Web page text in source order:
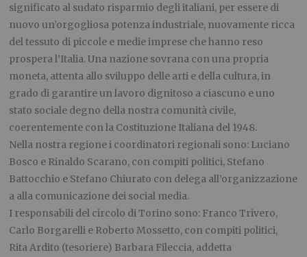
significato al sudato risparmio degli italiani, per essere di
nuovo un’orgogliosa potenza industriale, nuovamente ricca
del tessuto di piccole e medie imprese che hanno reso
prospera l’Italia. Una nazione sovrana con una propria
moneta, attenta allo sviluppo delle arti e della cultura, in
grado di garantire un lavoro dignitoso a ciascuno e uno
stato sociale degno della nostra comunità civile,
coerentemente con la Costituzione Italiana del 1948.
Nella nostra regione i coordinatori regionali sono: Luciano
Bosco e Rinaldo Scarano, con compiti politici, Stefano
Battocchio e Stefano Chiurato con delega all’organizzazione
a alla comunicazione dei social media.
I responsabili del circolo di Torino sono: Franco Trivero,
Carlo Borgarelli e Roberto Mossetto, con compiti politici,
Rita Ardito (tesoriere) Barbara Fileccia, addetta